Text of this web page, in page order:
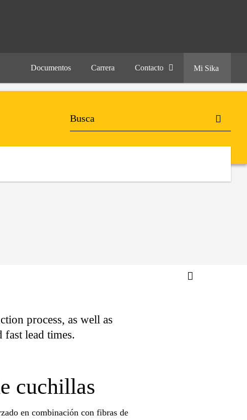
Documentos Carrera Contacto Mi Sika
process, as well as
lead times.
cuchillas
en combinación con fibras de